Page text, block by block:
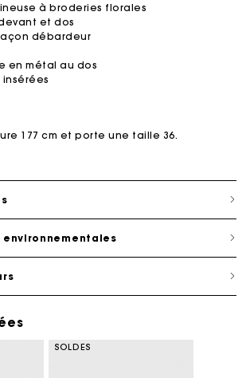
à broderies florales
et dos
débardeur
en métal au dos
177 cm et porte une taille 36.
SOLDES